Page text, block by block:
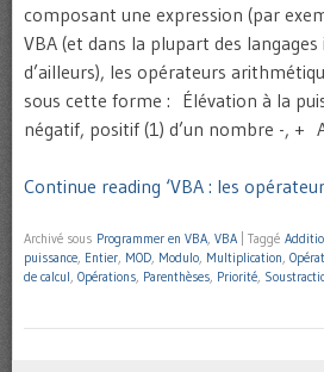
composant une expression (par
VBA (et dans la plupart des
d’ailleurs), les opérateurs
sous cette forme : Élévation à la
négatif, positif (1) d’un nombre -, +
Continue reading ‘VBA : les
Archivé sous Programmer en VBA, VBA Taggé
puissance, Entier, MOD, Modulo, Multiplication,
de calcul, Opérations, Parenthèses, Priorité,